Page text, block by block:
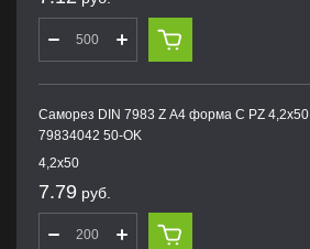
Саморез DIN 7983 Z А4 форма С PZ 4,2х50
79834042 50-OK
4,2х50
7.79 руб.